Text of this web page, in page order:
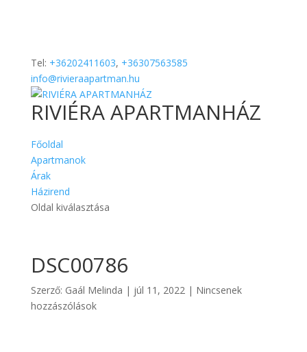
Tel: +36202411603, +36307563585
info@rivieraapartman.hu
RIVIÉRA APARTMANHÁZ
Főoldal
Apartmanok
Árak
Házirend
Oldal kiválasztása
DSC00786
Szerző: Gaál Melinda | júl 11, 2022| Nincsenek
hozzászólások